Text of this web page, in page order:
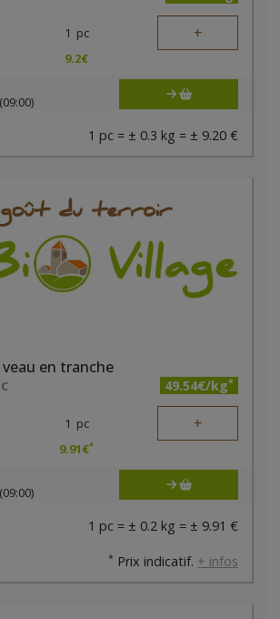
1 pc +
9.2€
1 pc = ± 0.3 kg = ± 9.20 €
en tranche
49.54€/kg*
1 pc +
9.91€*
1 pc = ± 0.2 kg = ± 9.91 €
* Prix indicatif. + infos